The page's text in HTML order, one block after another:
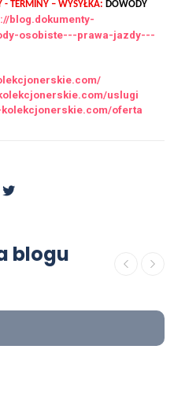
- TERMINY – WYSYŁKA: DOWODY
blog.dokumenty-
osobiste---prawa-jazdy---
uslugi
kolekcjonerskie.com/oferta
blogu